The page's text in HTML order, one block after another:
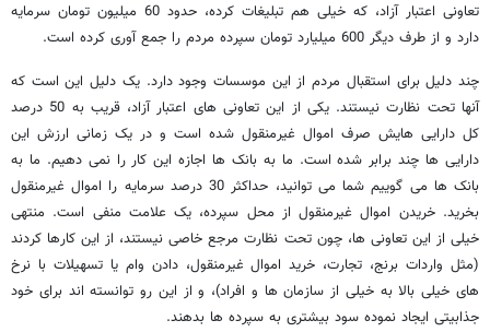
تعاونی اعتبار آزاد، که خیلی هم تبلیغات کرده، حدود 60 میلیون تومان سرمایه
دارد و از طرف دیگر 600 میلیارد تومان سپرده مردم را جمع آوری کرده است.
چند دلیل برای استقبال مردم از این موسسات وجود دارد. یک دلیل این است که
آنها تحت نظارت نیستند. یکی از این تعاونی های اعتبار آزاد، قریب به 50 درصد
کل دارایی هایش صرف اموال غیرمنقول شده است و در یک زمانی ارزش این
دارایی ها چند برابر شده است. ما به بانک ها اجازه این کار را نمی دهیم. ما به
بانک ها می گوییم شما می توانید، حداکثر 30 درصد سرمایه را اموال غیرمنقول
بخرید. خریدن اموال غیرمنقول از محل سپرده، یک علامت منفی است. منتهی
خیلی از این تعاونی ها، چون تحت نظارت مرجع خاصی نیستند، از این کارها کردند
(مثل واردات برنج، تجارت، خرید اموال غیرمنقول، دادن وام یا تسهیلات با نرخ
های خیلی بالا به خیلی از سازمان ها و افراد)، و از این رو توانسته اند برای خود
جذابیتی ایجاد نموده سود بیشتری به سپرده ها بدهند.